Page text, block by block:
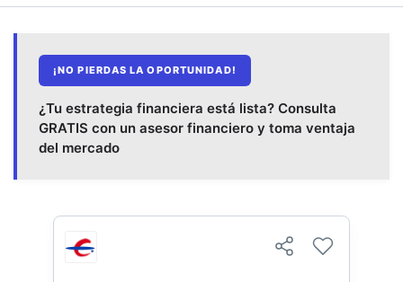
¡NO PIERDAS LA OPORTUNIDAD!
¿Tu estrategia financiera está lista? Consulta
GRATIS con un asesor financiero y toma ventaja
del mercado